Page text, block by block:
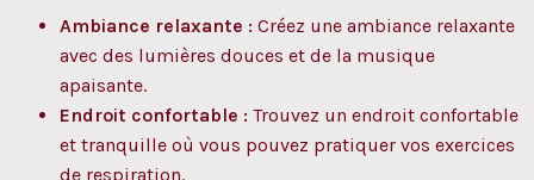
Ambiance relaxante : Créez une ambiance relaxante
avec des lumières douces et de la musique
apaisante.
Endroit confortable : Trouvez un endroit confortable
et tranquille où vous pouvez pratiquer vos exercices
de respiration.